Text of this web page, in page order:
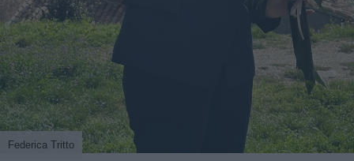
Federica Tritto